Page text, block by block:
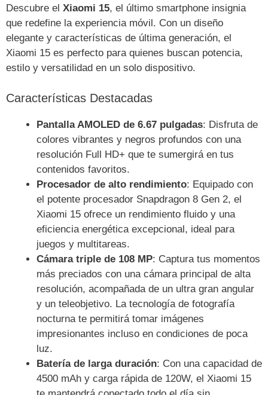
Descubre el Xiaomi 15, el último smartphone insignia
que redefine la experiencia móvil. Con un diseño
elegante y características de última generación, el
Xiaomi 15 es perfecto para quienes buscan potencia,
estilo y versatilidad en un solo dispositivo.
Características Destacadas
Pantalla AMOLED de 6.67 pulgadas: Disfruta de
colores vibrantes y negros profundos con una
resolución Full HD+ que te sumergirá en tus
contenidos favoritos.
Procesador de alto rendimiento: Equipado con
el potente procesador Snapdragon 8 Gen 2, el
Xiaomi 15 ofrece un rendimiento fluido y una
eficiencia energética excepcional, ideal para
juegos y multitareas.
Cámara triple de 108 MP: Captura tus momentos
más preciados con una cámara principal de alta
resolución, acompañada de un ultra gran angular
y un teleobjetivo. La tecnología de fotografía
nocturna te permitirá tomar imágenes
impresionantes incluso en condiciones de poca
luz.
Batería de larga duración: Con una capacidad de
4500 mAh y carga rápida de 120W, el Xiaomi 15